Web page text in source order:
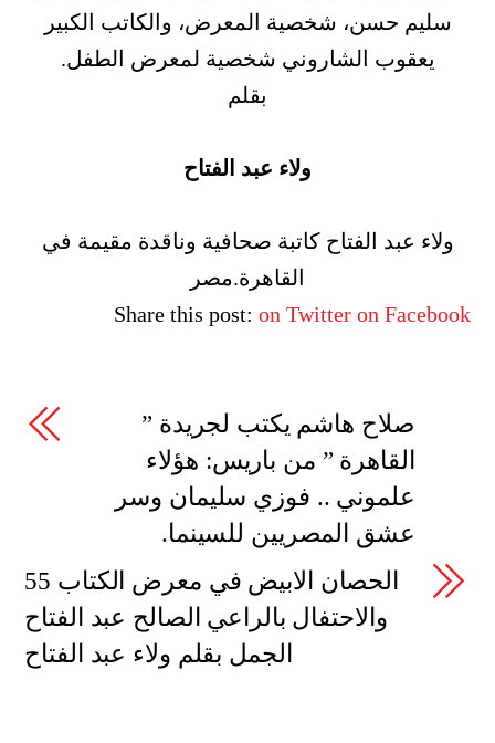
سليم حسن، شخصية المعرض، والكاتب الكبير
يعقوب الشاروني شخصية لمعرض الطفل.
بقلم
ولاء عبد الفتاح
ولاء عبد الفتاح كاتبة صحافية وناقدة مقيمة في
القاهرة.مصر
Share this post: on Twitter on Facebook
صلاح هاشم يكتب لجريدة ”
القاهرة ” من باريس: هؤلاء
علموني .. فوزي سليمان وسر
عشق المصريين للسينما.
الحصان الابيض في معرض الكتاب 55
والاحتفال بالراعي الصالح عبد الفتاح
الجمل بقلم ولاء عبد الفتاح